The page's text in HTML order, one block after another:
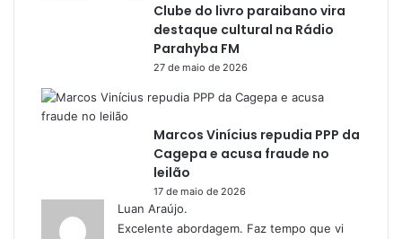
Clube do livro paraibano vira
destaque cultural na Rádio
Parahyba FM
27 de maio de 2026
Marcos Vinícius repudia PPP da
Cagepa e acusa fraude no
leilão
17 de maio de 2026
Luan Araújo.
Excelente abordagem. Faz tempo que vi